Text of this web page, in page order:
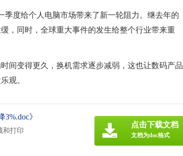
季度给个人电脑市场带来了新一轮阻力。继去年的
，同时，全球重大事件的发生给整个行业带来重
间变得更久，换机需求逐步减弱，这也让数码产品
观。
》
和打印
点击下载文档
文档为doc格式